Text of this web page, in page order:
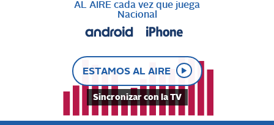
AL AIRE cada vez que juega
Nacional
ESTAMOS AL AIRE
Sincronizar con la TV